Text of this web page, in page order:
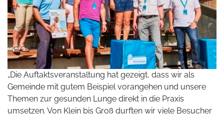
„Die Auftaktsveranstaltung hat gezeigt, dass wir als
Gemeinde mit gutem Beispiel vorangehen und unsere
Themen zur gesunden Lunge direkt in die Praxis
umsetzen. Von Klein bis Groß durften wir viele Besucher